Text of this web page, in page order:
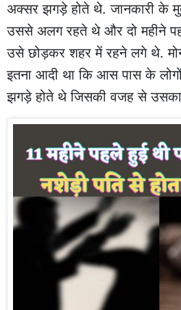
अक्सर झगड़े होते थे. जानकारी के
उससे अलग रहते थे और दो महीने
उसे छोड़कर शहर में रहने लगे थे.
इतना आदी था कि आस पास के
झगड़े होते थे जिसकी वजह से उसका